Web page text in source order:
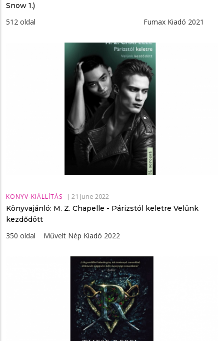
Snow 1.)
512 oldal Fumax Kiadó 2021
KÖNYV-KIÁLLÍTÁS | 21 June 2022
Könyvajánló: M. Z. Chapelle - Párizstól ​keletre Velünk
kezdődött
350 oldal Művelt Nép Kiadó 2022